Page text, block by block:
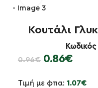
Κουτάλι
0.96€ 0.86€
Τιμή με φπα: 1.07€